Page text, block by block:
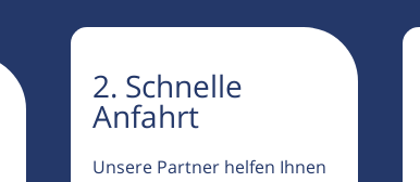
2. Schnelle
Anfahrt
Unsere Partner helfen Ihnen